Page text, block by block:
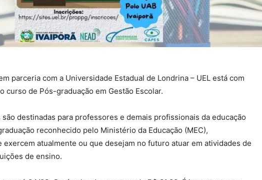
parceria com a Universidade Estadual de Londrina – UEL está com
curso de Pós-graduação em Gestão Escolar.
destinadas para professores e demais profissionais da educação
reconhecido pelo Ministério da Educação (MEC),
atualmente ou que desejam no futuro atuar em atividades de
de ensino.